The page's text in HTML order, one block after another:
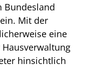
Bundesland
Mit der
eine
hinsichtlich